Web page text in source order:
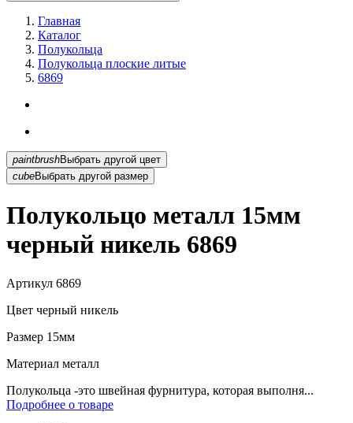
Главная
Каталог
Полукольца
Полукольца плоские литые
6869
paintbrush
Выбрать другой цвет
cubeВыбрать другой размер
Полукольцо металл 15мм
черный никель 6869
Артикул 6869
Цвет черный никель
Размер 15мм
Материал металл
Полукольца -это швейная фурнитура, которая выполня...
Подробнее о товаре